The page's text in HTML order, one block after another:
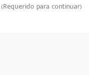
(Requerido para continuar)